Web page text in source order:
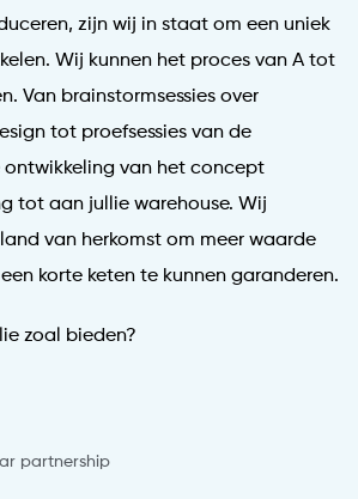
zijn wij in staat om een uniek
Wij kunnen het proces van A tot
Van brainstormsessies over
tot proefsessies van de
ontwikkeling van het concept
tot aan jullie warehouse. Wij
van herkomst om meer waarde
korte keten te kunnen garanderen.
zoal bieden?
partnership